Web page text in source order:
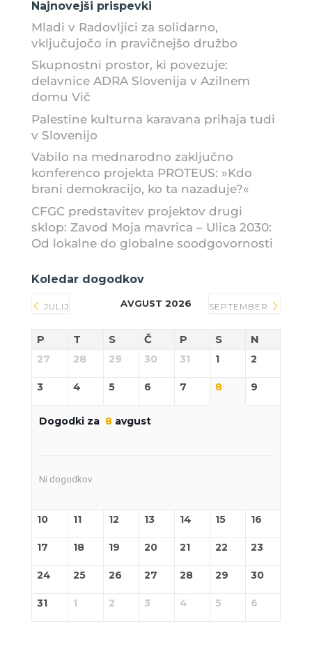
Najnovejši prispevki
Mladi v Radovljici za solidarno,
vključujočo in pravičnejšo družbo
Skupnostni prostor, ki povezuje:
delavnice ADRA Slovenija v Azilnem
domu Vič
Palestine kulturna karavana prihaja tudi
v Slovenijo
Vabilo na mednarodno zaključno
konferenco projekta PROTEUS: »Kdo
brani demokracijo, ko ta nazaduje?«
CFGC predstavitev projektov drugi
sklop: Zavod Moja mavrica – Ulica 2030:
Od lokalne do globalne soodgovornosti
Koledar dogodkov
JULIJ AVGUST 2026 SEPTEMBER
P T S Č P S N
27 28 29 30 31 1 2
3 4 5 6 7 8 9
Dogodki za 8avgust
Ni dogodkov
10 11 12 13 14 15 16
17 18 19 20 21 22 23
24 25 26 27 28 29 30
31 1 2 3 4 5 6